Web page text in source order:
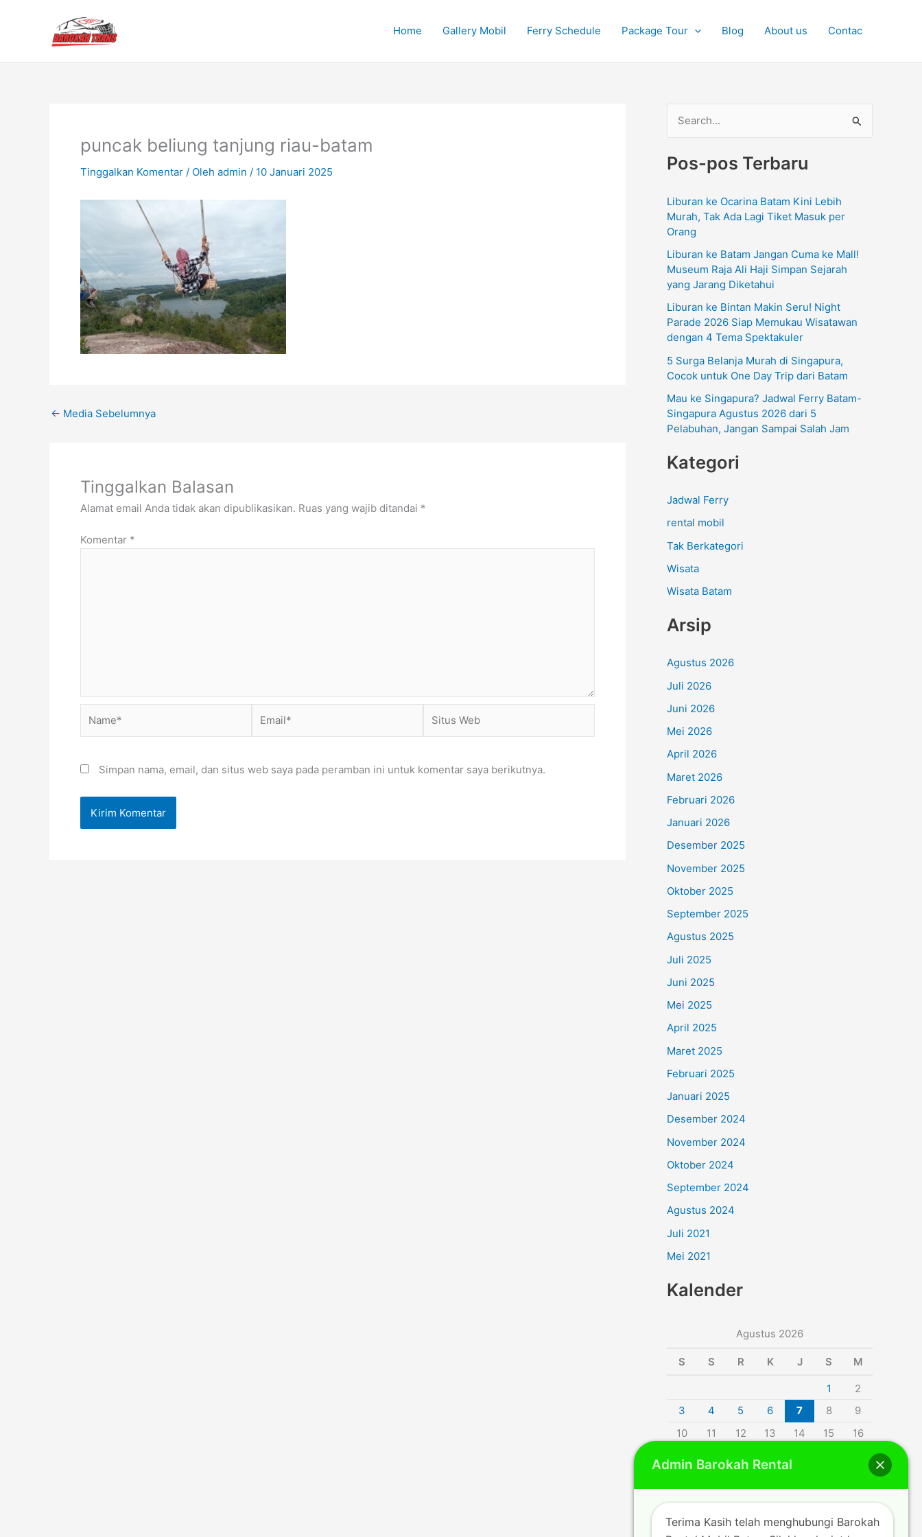
Home Gallery Mobil Ferry Schedule Package Tour Blog About us Contac
puncak beliung tanjung riau-batam
Tinggalkan Komentar / Oleh admin / 10 Januari 2025
← Media Sebelumnya
Tinggalkan Balasan
Alamat email Anda tidak akan dipublikasikan. Ruas yang wajib ditandai *
Komentar *
Web
Simpan nama, email, dan situs web saya pada peramban ini untuk komentar saya berikutnya.
u
n
u
k
:
Pos-pos Terbaru
Liburan ke Ocarina Batam Kini Lebih
Murah, Tak Ada Lagi Tiket Masuk per
Orang
Liburan ke Batam Jangan Cuma ke Mall!
Museum Raja Ali Haji Simpan Sejarah
yang Jarang Diketahui
Liburan ke Bintan Makin Seru! Night
Parade 2026 Siap Memukau Wisatawan
dengan 4 Tema Spektakuler
5 Surga Belanja Murah di Singapura,
Cocok untuk One Day Trip dari Batam
Mau ke Singapura? Jadwal Ferry Batam-
Singapura Agustus 2026 dari 5
Pelabuhan, Jangan Sampai Salah Jam
Kategori
Jadwal Ferry
rental mobil
Tak Berkategori
Wisata
Wisata Batam
Arsip
Agustus 2026
Juli 2026
Juni 2026
Mei 2026
April 2026
Maret 2026
Februari 2026
Januari 2026
Desember 2025
November 2025
Oktober 2025
September 2025
Agustus 2025
Juli 2025
Juni 2025
Mei 2025
April 2025
Maret 2025
Februari 2025
Januari 2025
Desember 2024
November 2024
Oktober 2024
September 2024
Agustus 2024
Juli 2021
Mei 2021
Kalender
Agustus 2026
S S R K J S M
1
2
3
4 5 6 7 8
9
10
11 12 13 14 15
16
Admin Barokah Rental
Terima Kasih telah menghubungi Barokah